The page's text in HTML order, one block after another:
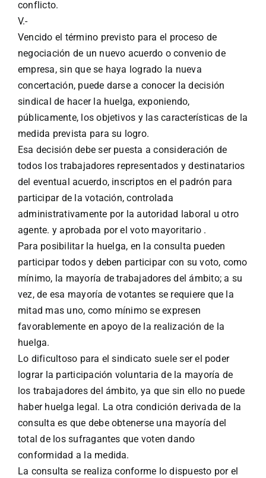
conflicto.
V.-
Vencido el término previsto para el proceso de
negociación de un nuevo acuerdo o convenio de
empresa, sin que se haya logrado la nueva
concertación, puede darse a conocer la decisión
sindical de hacer la huelga, exponiendo,
públicamente, los objetivos y las características de la
medida prevista para su logro.
Esa decisión debe ser puesta a consideración de
todos los trabajadores representados y destinatarios
del eventual acuerdo, inscriptos en el padrón para
participar de la votación, controlada
administrativamente por la autoridad laboral u otro
agente. y aprobada por el voto mayoritario .
Para posibilitar la huelga, en la consulta pueden
participar todos y deben participar con su voto, como
mínimo, la mayoría de trabajadores del ámbito; a su
vez, de esa mayoría de votantes se requiere que la
mitad mas uno, como mínimo se expresen
favorablemente en apoyo de la realización de la
huelga.
Lo dificultoso para el sindicato suele ser el poder
lograr la participación voluntaria de la mayoría de
los trabajadores del ámbito, ya que sin ello no puede
haber huelga legal. La otra condición derivada de la
consulta es que debe obtenerse una mayoría del
total de los sufragantes que voten dando
conformidad a la medida.
La consulta se realiza conforme lo dispuesto por el